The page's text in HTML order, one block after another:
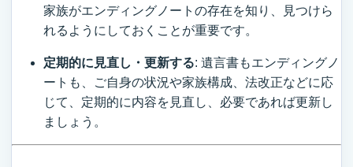
家族がエンディングノートの存在を知り、見つけら
れるようにしておくことが重要です。
定期的に見直し・更新する: 遺言書もエンディングノ
ートも、ご自身の状況や家族構成、法改正などに応
じて、定期的に内容を見直し、必要であれば更新し
ましょう。